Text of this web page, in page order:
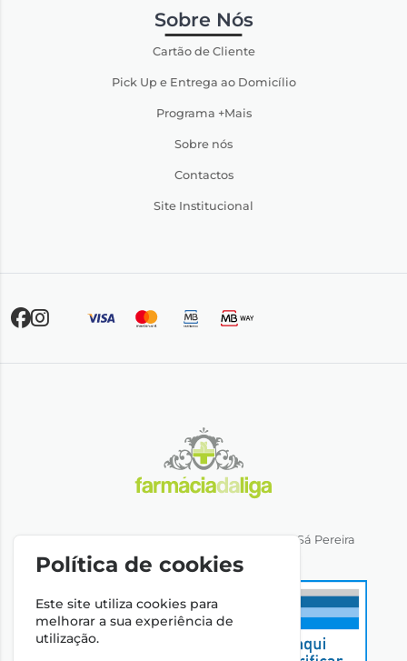
Sobre Nós
Cartão de Cliente
Pick Up e Entrega ao Domicílio
Programa +Mais
Sobre nós
Contactos
Site Institucional
Direção Técnica: Dra. Ana Rita Miranda de Sá Pereira
NIPC: 501064974
Política de cookies
Este site utiliza cookies para
melhorar a sua experiência de
utilização.